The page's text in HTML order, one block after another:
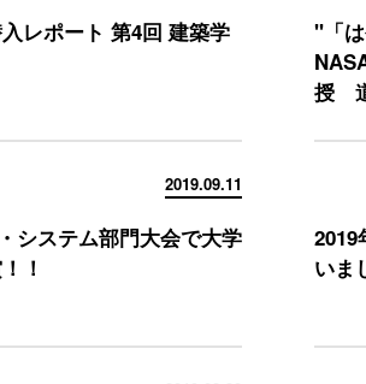
レポート 第4回 建築学
"「
授
2019.09.11
システム部門大会で大学
！
2019
いま